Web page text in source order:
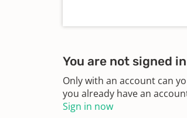
You are not signed
Only with an account can
you already have an
Sign in now